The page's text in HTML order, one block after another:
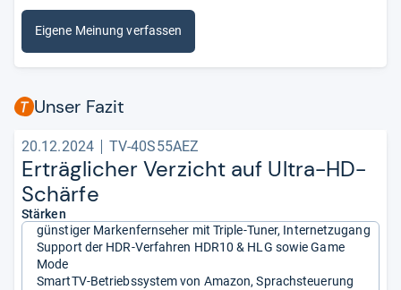
Eigene Meinung verfassen
Unser Fazit
20.12.2024 TV-40S55AEZ
Erträg­li­cher Ver­zicht auf Ultra-​HD-​
Schärfe
Stärken
günstiger Markenfernseher mit Triple-Tuner, Internetzugang
Support der HDR-Verfahren HDR10 & HLG sowie Game
Mode
SmartTV-Betriebssystem von Amazon, Sprachsteuerung